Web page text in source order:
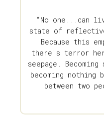
“No one...can
state of
Because this
there's terror
seepage.
becoming
between two